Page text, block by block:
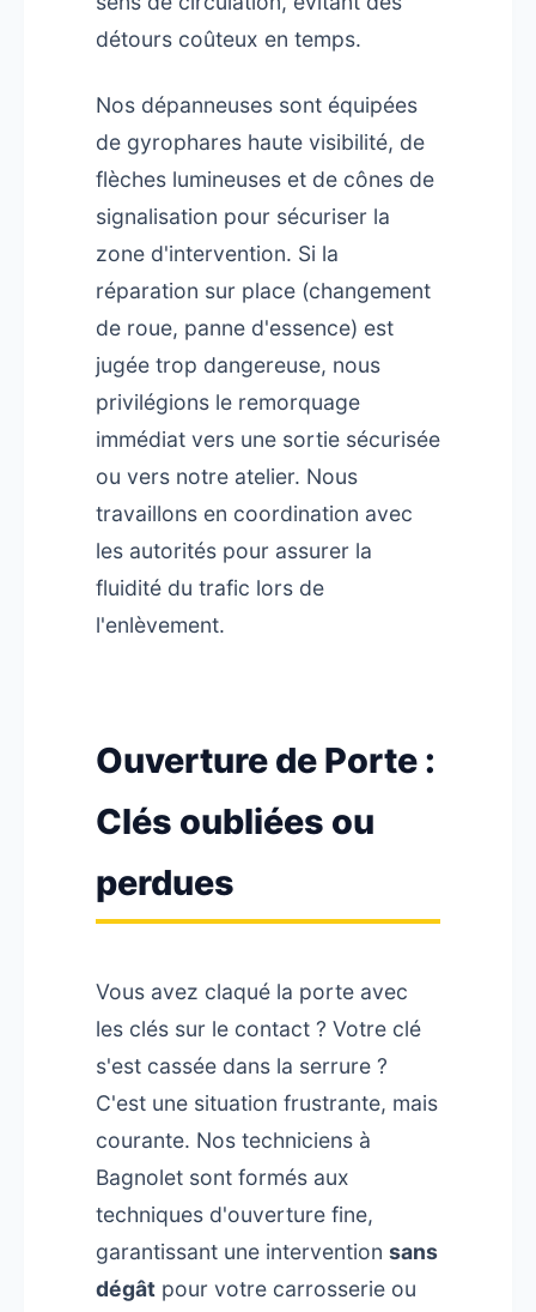
détours coûteux en temps.
Nos dépanneuses sont équipées
de gyrophares haute visibilité, de
flèches lumineuses et de cônes de
signalisation pour sécuriser la
zone d'intervention. Si la
réparation sur place (changement
de roue, panne d'essence) est
jugée trop dangereuse, nous
privilégions le remorquage
immédiat vers une sortie sécurisée
ou vers notre atelier. Nous
travaillons en coordination avec
les autorités pour assurer la
fluidité du trafic lors de
l'enlèvement.
Ouverture de Porte :
Clés oubliées ou
perdues
Vous avez claqué la porte avec
les clés sur le contact ? Votre clé
s'est cassée dans la serrure ?
C'est une situation frustrante, mais
courante. Nos techniciens à
Bagnolet sont formés aux
techniques d'ouverture fine,
garantissant une intervention sans
dégât pour votre carrosserie ou